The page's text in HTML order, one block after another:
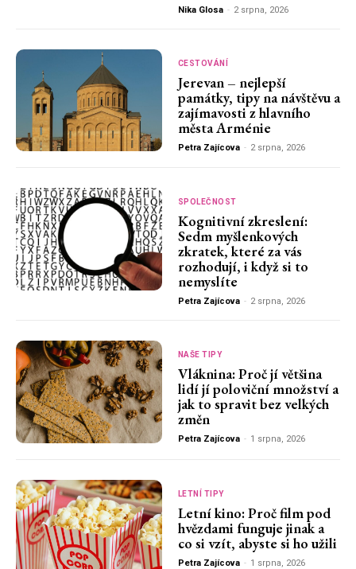
Nika Glosa - 2 srpna, 2026
CESTOVÁNÍ
Jerevan – nejlepší
památky, tipy na návštěvu a
zajímavosti z hlavního
města Arménie
Petra Zajícova - 2 srpna, 2026
SPOLEČNOST
Kognitivní zkreslení:
Sedm myšlenkových
zkratek, které za vás
rozhodují, i když si to
nemyslíte
Petra Zajícova - 2 srpna, 2026
NAŠE TIPY
Vláknina: Proč jí většina
lidí jí poloviční množství a
jak to spravit bez velkých
změn
Petra Zajícova - 1 srpna, 2026
LETNÍ TIPY
Letní kino: Proč film pod
hvězdami funguje jinak a
co si vzít, abyste si ho užili
Petra Zajícova - 1 srpna, 2026